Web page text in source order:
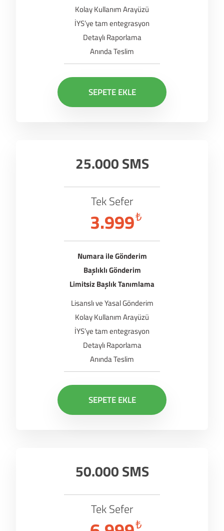
Kolay Kullanım Arayüzü
İYS’ye tam entegrasyon
Detaylı Raporlama
Anında Teslim
SEPETE EKLE
25.000 SMS
Tek Sefer
₺
3.999
Numara ile Gönderim
Başlıklı Gönderim
Limitsiz Başlık Tanımlama
Lisanslı ve Yasal Gönderim
Kolay Kullanım Arayüzü
İYS’ye tam entegrasyon
Detaylı Raporlama
Anında Teslim
SEPETE EKLE
50.000 SMS
Tek Sefer
₺